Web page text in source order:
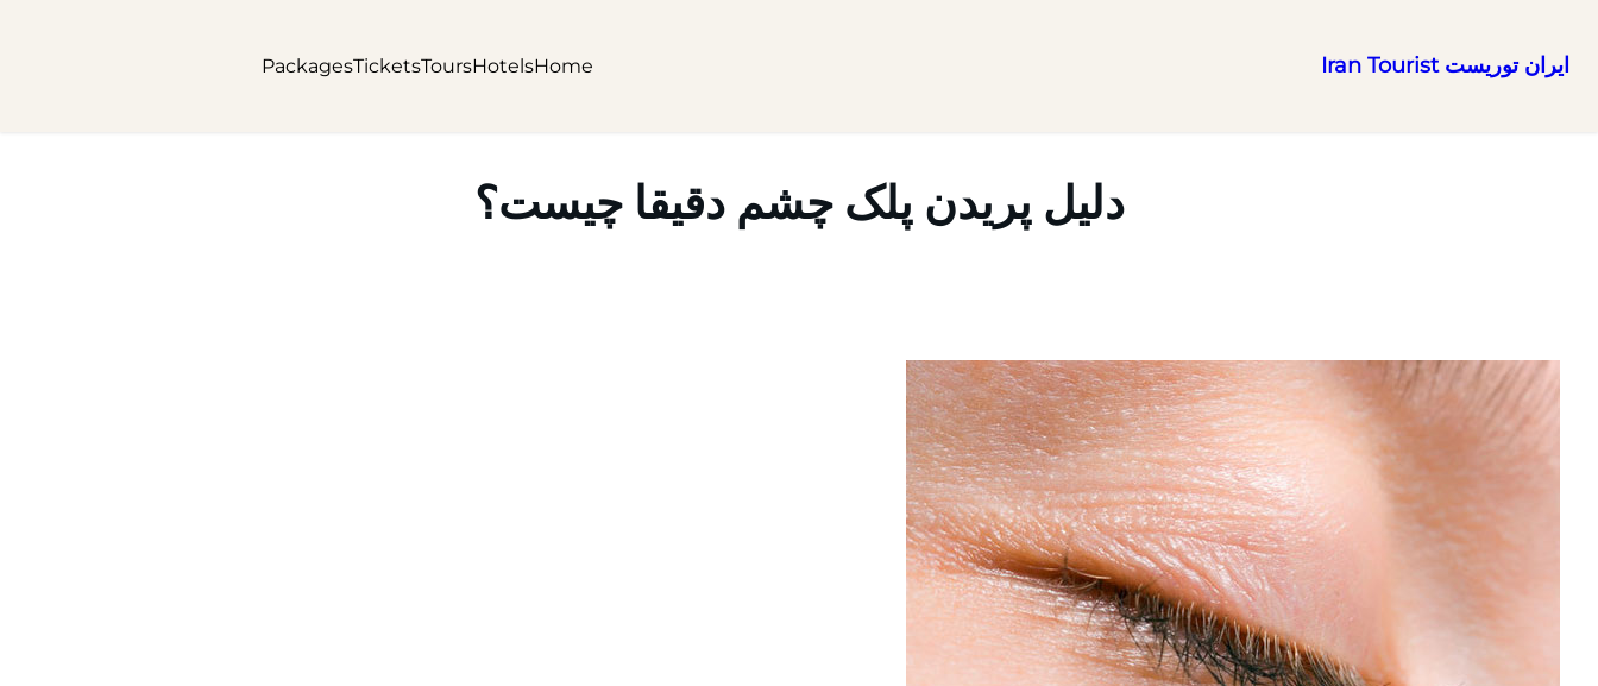
ایران توریست Iran Tourist Home
Hotels
Tours
Tickets
Packages
دلیل پریدن پلک چشم دقیقا چیست؟